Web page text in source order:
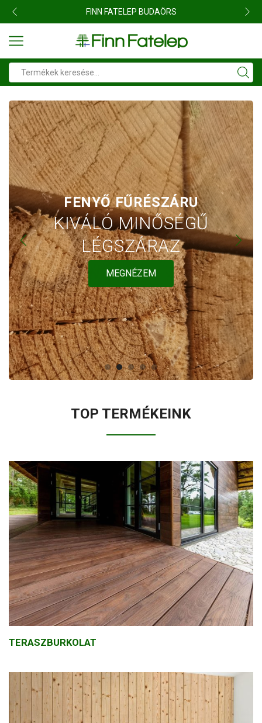
+36 23 414 037
input
FENYŐ FŰRÉSZÁRU
KIVÁLÓ MINŐSÉGŰ
LÉGSZÁRAZ
MEGNÉZEM
TOP TERMÉKEINK
TERASZBURKOLAT